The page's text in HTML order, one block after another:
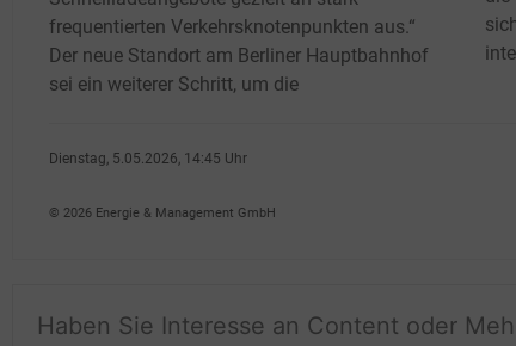
frequentierten Verkehrsknotenpunkten aus.“
Der neue Standort am Berliner Hauptbahnhof
sei ein weiterer Schritt, um die
Dienstag, 5.05.2026, 14:45 Uhr
© 2026 Energie & Management GmbH
Haben Sie Interesse an Content oder